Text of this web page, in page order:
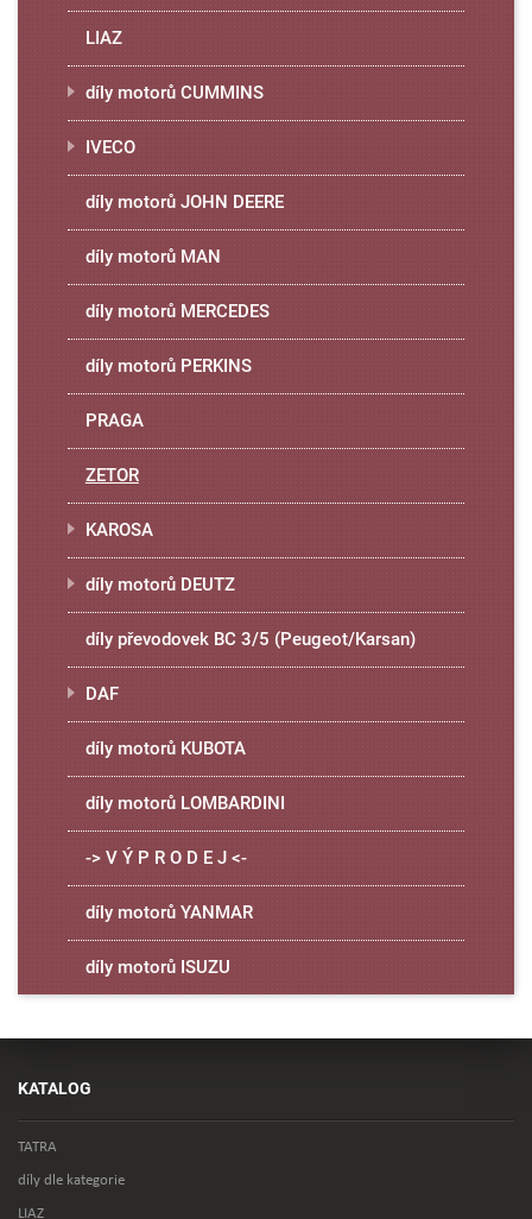
LIAZ
díly motorů CUMMINS
IVECO
díly motorů JOHN DEERE
díly motorů MAN
díly motorů MERCEDES
díly motorů PERKINS
PRAGA
ZETOR
KAROSA
díly motorů DEUTZ
díly převodovek BC 3/5 (Peugeot/Karsan)
DAF
díly motorů KUBOTA
díly motorů LOMBARDINI
-> V Ý P R O D E J <-
díly motorů YANMAR
díly motorů ISUZU
KATALOG
TATRA
díly dle kategorie
LIAZ